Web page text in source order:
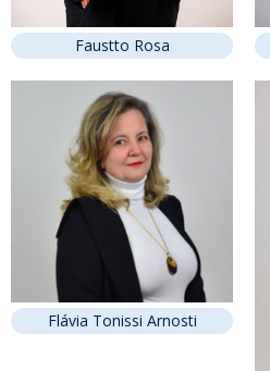
Faustto Rosa
Flávia Tonissi Arnosti